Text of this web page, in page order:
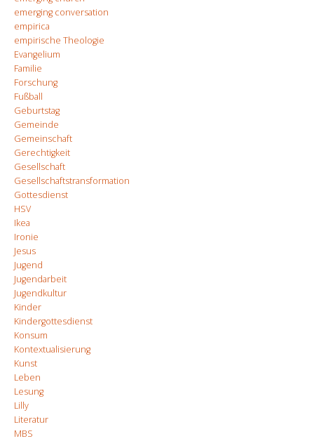
emerging conversation
empirica
empirische Theologie
Evangelium
Familie
Forschung
Fußball
Geburtstag
Gemeinde
Gemeinschaft
Gerechtigkeit
Gesellschaft
Gesellschaftstransformation
Gottesdienst
HSV
Ikea
Ironie
Jesus
Jugend
Jugendarbeit
Jugendkultur
Kinder
Kindergottesdienst
Konsum
Kontextualisierung
Kunst
Leben
Lesung
Lilly
Literatur
MBS